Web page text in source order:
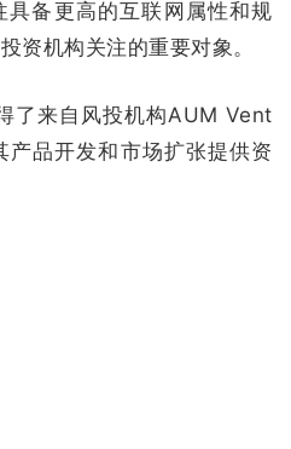
备更高的互联网属性和规
资机构关注的重要对象。
了来自风投机构AUM Vent
品开发和市场扩张提供资